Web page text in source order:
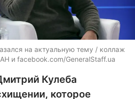
на актуальную тему / коллаж
и facebook.com/GeneralStaff.ua
Кулеба
которое